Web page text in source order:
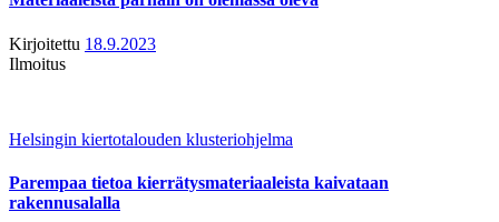
Kirjoitettu 18.9.2023
Ilmoitus
Helsingin kiertotalouden klusteriohjelma
Parempaa tietoa kierrätysmateriaaleista kaivataan
rakennusalalla